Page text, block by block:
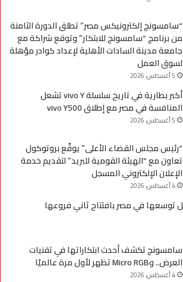
“سامسونج إلكترونيكس مصر” تطلق الدورة الثامنة
من برنامج “سامسونج للابتكار” وتوقع شراكة مع
جامعة مدينة السادات الأهلية لإعداد كوادر مؤهلة
لسوق العمل
5 أغسطس، 2026
أكبر بطارية في تاريخ سلسلة vivo Y تشعل
المنافسة في مصر مع إطلاق vivo Y500
5 أغسطس، 2026
“رئيس مجلس القضاء الأعلى” يوقّع بروتوكول
تعاون مع “الهيئة القومية للبريد” لتقديم خدمة
الإعلان الإلكتروني المسجل
4 أغسطس، 2026
توسعها في مصر بافتتاح ثاني فروعها
سامسونج تكشف أحدث ابتكاراتها في تقنيات
العرض.. وMicro RGB تظهر لأول مرة عالميًا
4 أغسطس، 2026